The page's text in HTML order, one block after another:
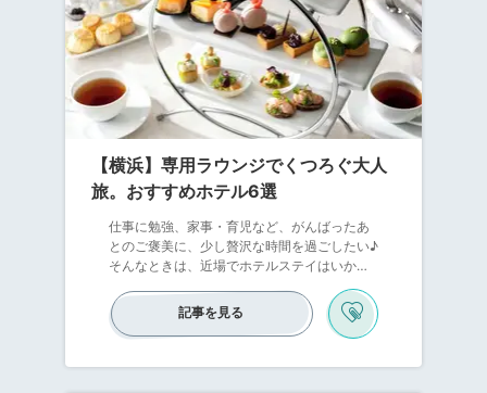
【横浜】専用ラウンジでくつろぐ大人
旅。おすすめホテル6選
仕事に勉強、家事・育児など、がんばったあ
とのご褒美に、少し贅沢な時間を過ごしたい♪
そんなときは、近場でホテルステイはいか
ど、近代的な都市風景とレトロな街並みが絶
妙に交錯する街「横浜」。そんな横浜には、
ちょっと贅沢な女子旅を満喫できる高級ホテ
記事を見る